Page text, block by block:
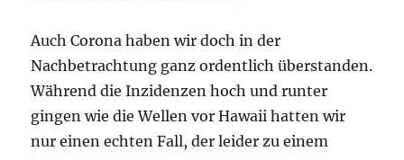
Auch Corona haben wir doch in der
Nachbetrachtung ganz ordentlich überstanden.
Während die Inzidenzen hoch und runter
gingen wie die Wellen vor Hawaii hatten wir
nur einen echten Fall, der leider zu einem